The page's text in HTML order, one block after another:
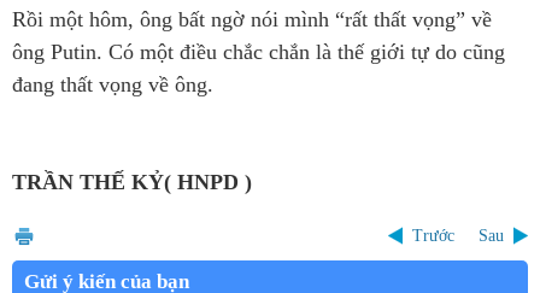
Rồi một hôm, ông bất ngờ nói mình “rất thất vọng” về
ông Putin. Có một điều chắc chắn là thế giới tự do cũng
đang thất vọng về ông.
TRẦN THẾ KỶ( HNPD )
Trước Sau
Gửi ý kiến của bạn